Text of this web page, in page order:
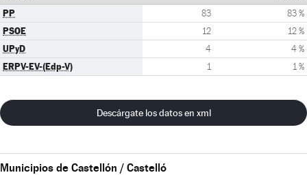
PP 83 83 %
PSOE 12 12 %
UPyD 4 4 %
ERPV-EV-(Edp-V) 1 1 %
Descárgate los datos en xml
Municipios de Castellón / Castelló